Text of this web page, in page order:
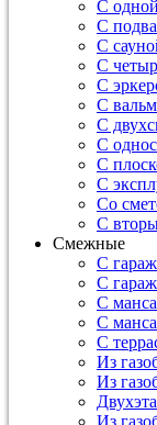
С
С
С
С
С
С
С
С
С
С
Со
С
Смежные
С
С
С
С
С
Из
Из